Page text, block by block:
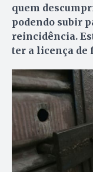
quem
podendo subir
reincidência.
ter a licença de